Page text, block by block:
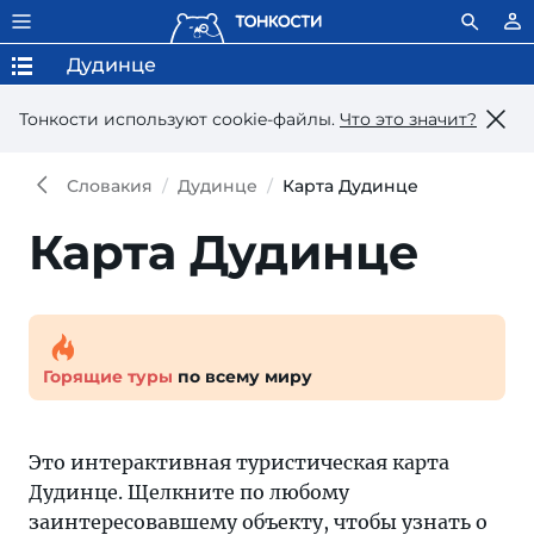
Тонкости используют сookie-файлы. Что это значит?
Дудинце
Словакия Дудинце Карта Дудинце
Карта Дудинце
Горящие туры по всему миру
Это интерактивная туристическая карта
Дудинце. Щелкните по любому
заинтересовавшему объекту, чтобы узнать о